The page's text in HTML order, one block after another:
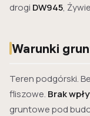
drogi DW945,
Warunki
Teren podgórski.
fliszowe. Brak
gruntowe pod